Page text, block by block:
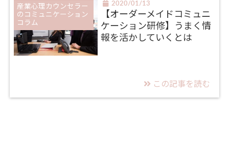
産業心理カウンセラー
のコミュニケーション
コラム
2020/01/13
【オーダーメイドコミュニ
ケーション研修】うまく情
報を活かしていくとは
この記事を読む